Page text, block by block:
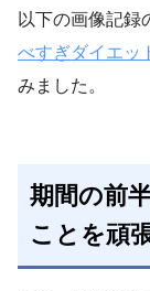
以下の画像記録
べすぎダイエッ
みました。
期間の前
ことを頑